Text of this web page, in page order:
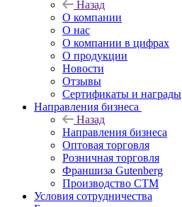
Назад
О компании
О нас
О компании в цифрах
О продукции
Новости
Отзывы
Сертификаты и награды
Направления бизнеса
Назад
Направления бизнеса
Оптовая торговля
Розничная торговля
Франшиза Gutenberg
Производство СТМ
Условия сотрудничества